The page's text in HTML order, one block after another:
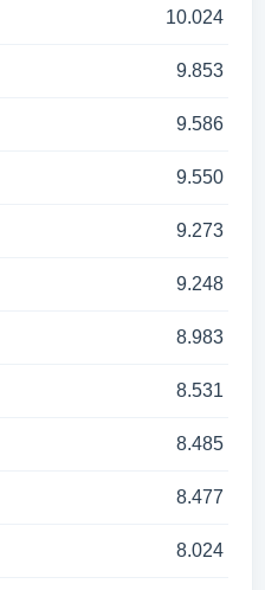
10.024
9.853
9.586
9.550
9.273
9.248
8.983
8.531
8.485
8.477
8.024